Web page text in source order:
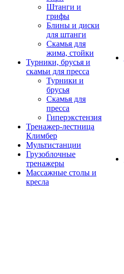
Штанги и
грифы
Блины и диски
для штанги
Скамья для
жима, стойки
Турники, брусья и
скамьи для пресса
Турники и
брусья
Скамья для
пресса
Гиперэкстензия
Тренажер-лестница
Климбер
Мультистанции
Грузоблочные
тренажеры
Массажные столы и
кресла